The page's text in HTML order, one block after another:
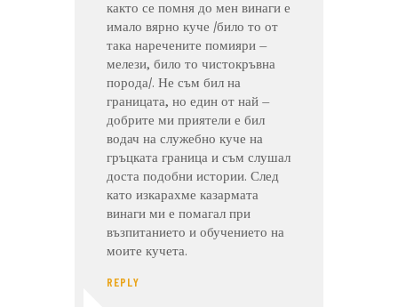
както се помня до мен винаги е
имало вярно куче /било то от
така наречените помияри –
мелези, било то чистокръвна
порода/. Не съм бил на
границата, но един от най –
добрите ми приятели е бил
водач на служебно куче на
гръцката граница и съм слушал
доста подобни истории. След
като изкарахме казармата
винаги ми е помагал при
възпитанието и обучението на
моите кучета.
REPLY